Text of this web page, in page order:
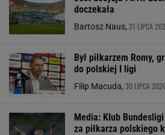
doczekała
Bartosz Naus, 31 LIPCA
Był piłkarzem Romy,
do polskiej I ligi
Filip Macuda, 30 LIPCA
Media: Klub
za piłkarza polskiego